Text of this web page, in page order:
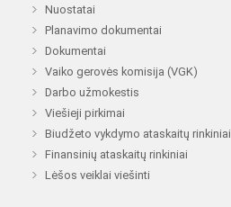
Nuostatai
Planavimo dokumentai
Dokumentai
Vaiko gerovės komisija (VGK)
Darbo užmokestis
Viešieji pirkimai
Biudžeto vykdymo ataskaitų rinkiniai
Finansinių ataskaitų rinkiniai
Lėšos veiklai viešinti